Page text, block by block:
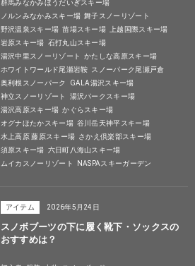
群馬みなかみほうだいぎスキー場
ノルンみなかみスキー場 舞子スノーリゾート
野沢温泉スキー場 苗場スキー場
上越国際スキー場
岩原スキー場 石打丸山スキー場
湯沢中里スノーリゾート
かたしな高原スキー場
ホワイトワールド尾瀬岩鞍 スノーパーク尾瀬戸倉
奥利根スノーパーク
GALA湯沢スキー場
神立スノーリゾート
湯沢パークスキー場
湯沢高原スキー場 かぐらスキー場
オグナほたかスキー場 谷川岳天神平スキー場
水上高原 藤原スキー場 さかえ倶楽部スキー場
須原スキー場 六日町八海山スキー場
ムイカスノーリゾート
NASPAスキーガーデン
アイテム 2026年5月24日
スノボブーツの下に履く靴下・ソックスの
おすすめは？